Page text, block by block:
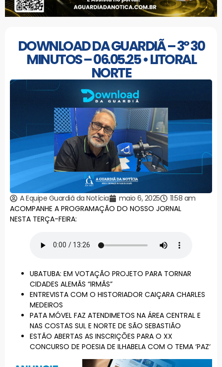
DOWNLOAD DA GUARDIÃ – 3º 30
MINUTOS – 06.05.25 • LITORAL
NORTE
A Equipe Guardiã da Notícia maio 6, 2025
11:58 am
ACOMPANHE A PROGRAMAÇÃO DO NOSSO JORNAL
NESTA TERÇA-FEIRA:
UBATUBA: EM VOTAÇÃO PROJETO PARA TORNAR
CIDADES ALEMÃS “IRMÃS”
ENTREVISTA COM O HISTORIADOR CAIÇARA CHARLES
MEDEIROS
PATA MÓVEL FAZ ATENDIMETOS NA ÁREA CENTRAL E
NAS COSTAS SUL E NORTE DE SÃO SEBASTIÃO
ESTÃO ABERTAS AS INSCRIÇÕES PARA O XX
CONCURSO DE POESIA DE ILHABELA COM O TEMA ‘PAZ‘